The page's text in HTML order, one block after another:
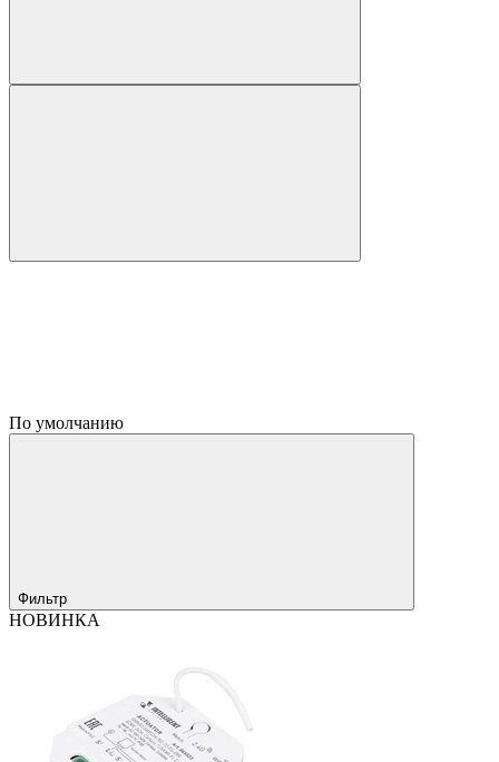
По умолчанию
Фильтр
НОВИНКА